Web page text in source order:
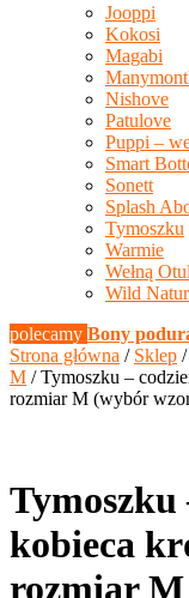
Jooppi
Kokosi
Magabi
Nishove
Patulove
Puppi –
Smart
Sonett
Splash
Tymoszku
Warmie
Wełną
Wild
polecamy Bony
Strona główna / Sklep /
M / Tymoszku –
rozmiar M (wybór
Tymoszku
kobieca
rozmiar